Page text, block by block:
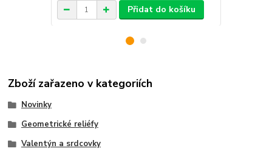
Přidat do košíku
Zboží zařazeno v kategoriích
Novinky
Geometrické reliéfy
Valentýn a srdcovky